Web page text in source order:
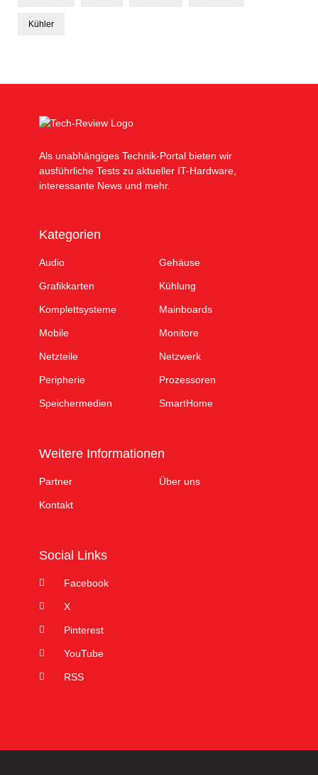
Kühler
Als unabhängiges Technik-Portal bieten wir
ausführliche Tests zu aktueller IT-Hardware,
interessante News und mehr.
Kategorien
Audio Gehäuse
Grafikkarten Kühlung
Komplettsysteme Mainboards
Mobile Monitore
Netzteile Netzwerk
Peripherie Prozessoren
Speichermedien SmartHome
Weitere Informationen
Partner Über uns
Kontakt
Social Links
Facebook
X
Pinterest
YouTube
RSS